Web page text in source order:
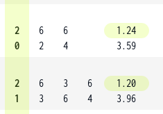
2
0
6
2
6
4
1.24
3.59
2
1
6
3
3
6
6
4
1.20
3.96